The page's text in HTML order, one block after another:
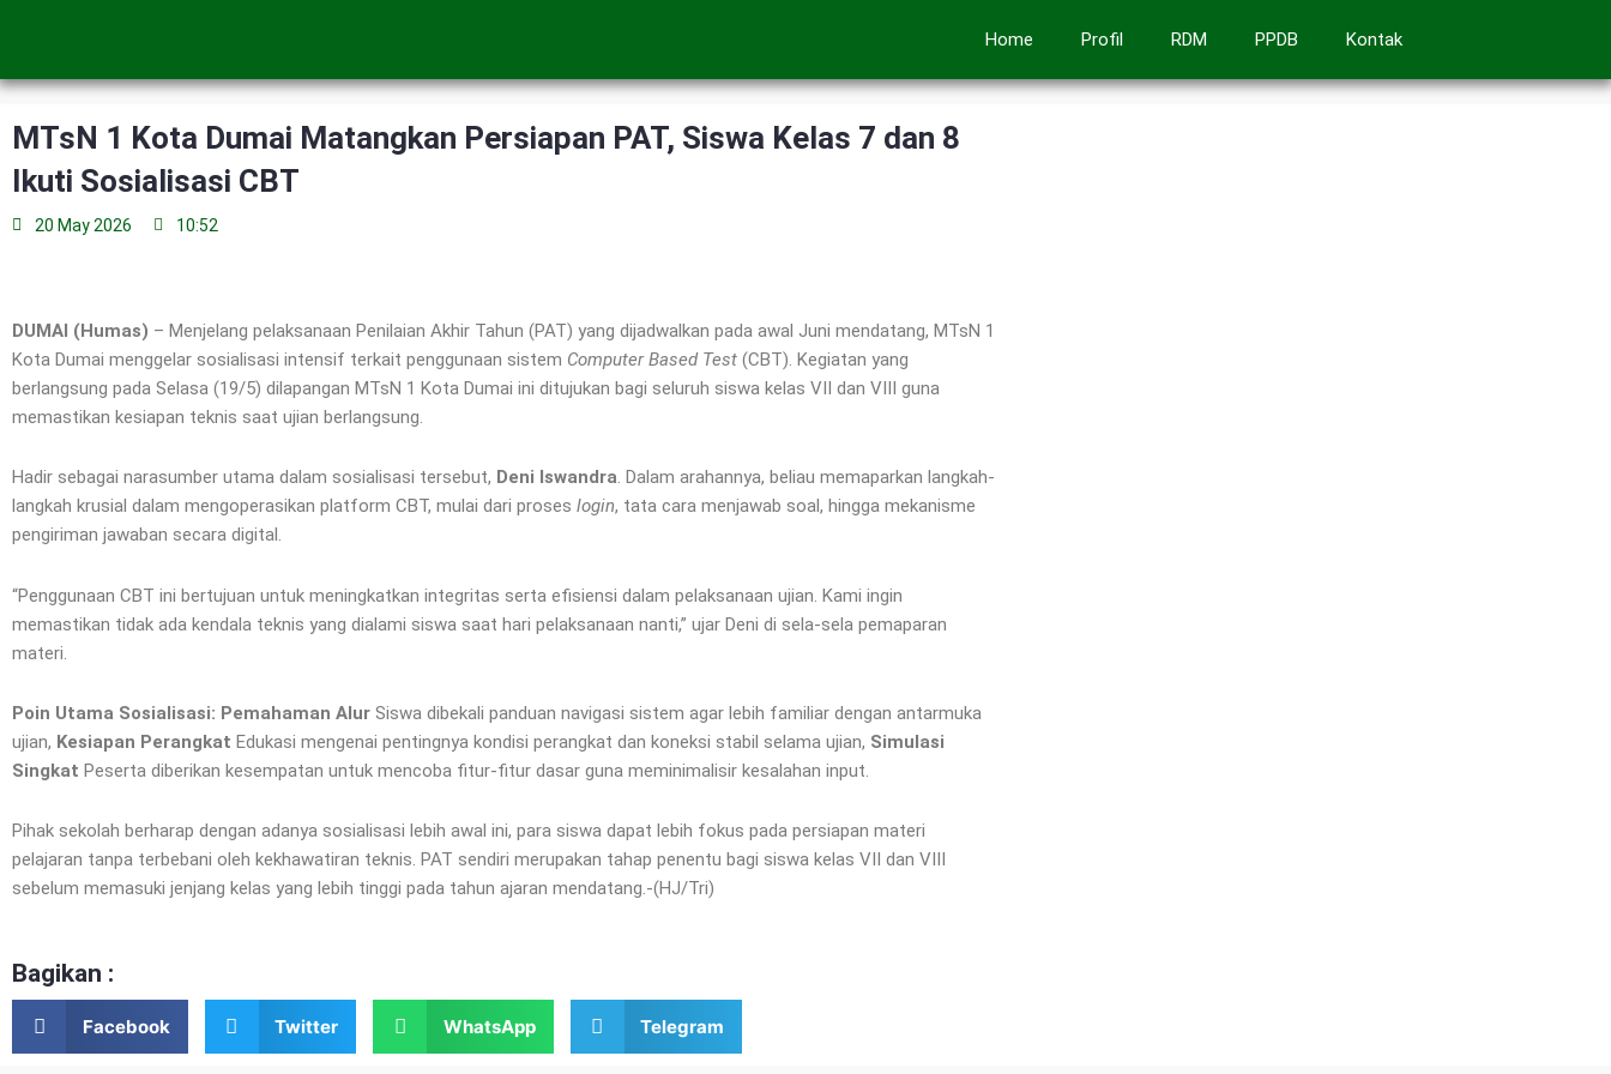
Home Profil RDM PPDB Kontak
MTsN 1 Kota Dumai Matangkan Persiapan PAT, Siswa Kelas 7 dan 8
Ikuti Sosialisasi CBT
20 May 2026 10:52
DUMAI (Humas) – Menjelang pelaksanaan Penilaian Akhir Tahun (PAT) yang dijadwalkan pada awal Juni mendatang, MTsN 1
Kota Dumai menggelar sosialisasi intensif terkait penggunaan sistem Computer Based Test (CBT). Kegiatan yang
berlangsung pada Selasa (19/5) dilapangan MTsN 1 Kota Dumai ini ditujukan bagi seluruh siswa kelas VII dan VIII guna
memastikan kesiapan teknis saat ujian berlangsung.
Hadir sebagai narasumber utama dalam sosialisasi tersebut, Deni Iswandra. Dalam arahannya, beliau memaparkan langkah-
langkah krusial dalam mengoperasikan platform CBT, mulai dari proses login, tata cara menjawab soal, hingga mekanisme
pengiriman jawaban secara digital.
“Penggunaan CBT ini bertujuan untuk meningkatkan integritas serta efisiensi dalam pelaksanaan ujian. Kami ingin
memastikan tidak ada kendala teknis yang dialami siswa saat hari pelaksanaan nanti,” ujar Deni di sela-sela pemaparan
materi.
Poin Utama Sosialisasi: Pemahaman Alur Siswa dibekali panduan navigasi sistem agar lebih familiar dengan antarmuka
ujian, Kesiapan Perangkat Edukasi mengenai pentingnya kondisi perangkat dan koneksi stabil selama ujian, Simulasi
Singkat Peserta diberikan kesempatan untuk mencoba fitur-fitur dasar guna meminimalisir kesalahan input.
Pihak sekolah berharap dengan adanya sosialisasi lebih awal ini, para siswa dapat lebih fokus pada persiapan materi
pelajaran tanpa terbebani oleh kekhawatiran teknis. PAT sendiri merupakan tahap penentu bagi siswa kelas VII dan VIII
sebelum memasuki jenjang kelas yang lebih tinggi pada tahun ajaran mendatang.-(HJ/Tri)
Bagikan :
Facebook Twitter WhatsApp Telegram